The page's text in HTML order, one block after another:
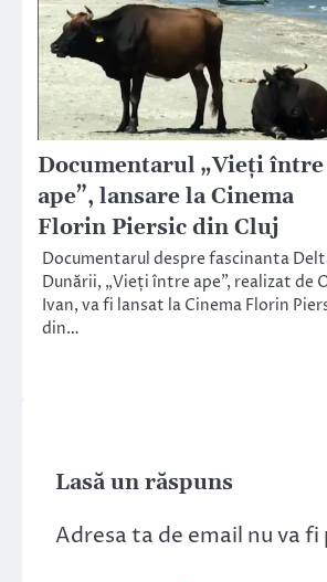
Documentarul „Vieți între
ape”, lansare la Cinema
Florin Piersic din Cluj
Documentarul despre fascinanta
Dunării, „Vieți între ape”, realizat de
Ivan, va fi lansat la Cinema Florin
din…
Lasă un răspuns
Adresa ta de email nu va